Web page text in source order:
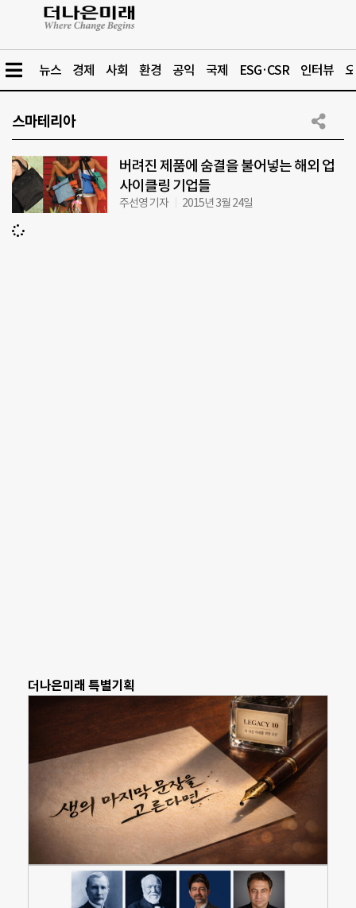
뉴스 경제 사회 환경 공익 국제 ESG·CSR 인터뷰
스마테리아
버려진 제품에 숨결을 불어넣는 해외 업
사이클링 기업들
주선영 기자 2015년 3월 24일
더나은미래 특별기획